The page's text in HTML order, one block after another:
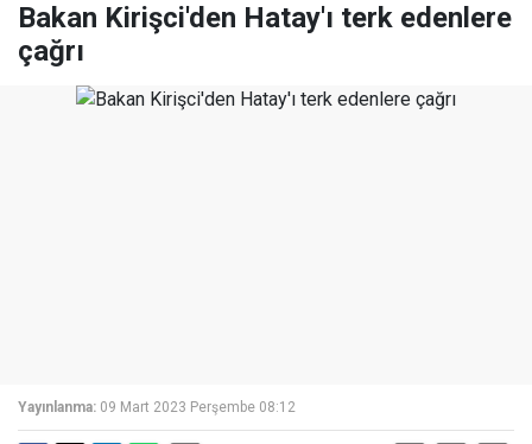
Bakan Kirişci'den Hatay'ı terk edenlere
çağrı
Yayınlanma: 09 Mart 2023 Perşembe 08:12